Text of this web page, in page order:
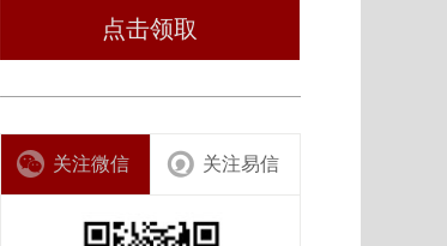
点击领取
关注微信 关注易信